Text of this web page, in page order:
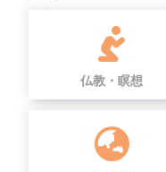
仏教・瞑想